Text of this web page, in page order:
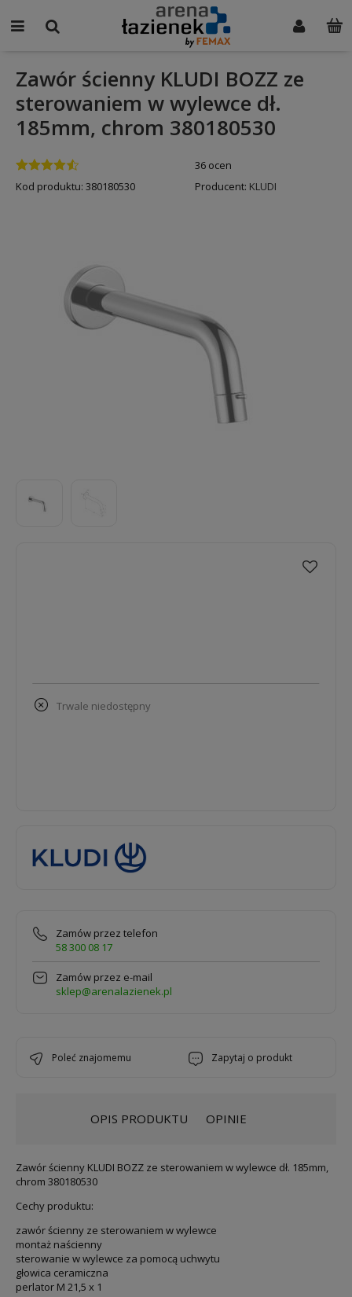
Zawór ścienny KLUDI BOZZ ze
sterowaniem w wylewce dł.
185mm, chrom 380180530
36 ocen
Kod produktu: 380180530 Producent: KLUDI
trwale niedostępny
Zamów przez telefon
58 300 08 17
Zamów przez e-mail
sklep@arenalazienek.pl
poleć znajomemu zapytaj o produkt
OPIS PRODUKTU OPINIE
Zawór ścienny KLUDI BOZZ ze sterowaniem w wylewce dł. 185mm,
chrom 380180530
Cechy produktu:
zawór ścienny ze sterowaniem w wylewce
montaż naścienny
sterowanie w wylewce za pomocą uchwytu
głowica ceramiczna
perlator M 21,5 x 1